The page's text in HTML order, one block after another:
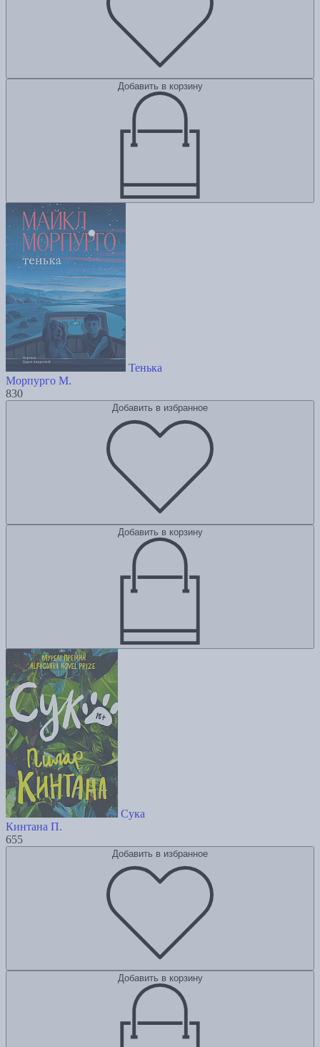
Добавить в корзину
Тенька
Морпурго М.
830
Добавить в избранное
Добавить в корзину
Сука
Кинтана П.
655
Добавить в избранное
Добавить в корзину